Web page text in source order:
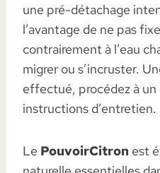
une pré-détachage
l’avantage de ne pas
contrairement à l’eau
migrer ou s’incruster.
effectué, procédez à un
instructions d’entretien.
Le PouvoirCitron est